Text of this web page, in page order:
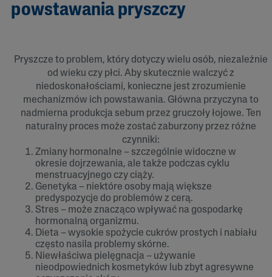
powstawania pryszczy
Pryszcze to problem, który dotyczy wielu osób, niezależnie
od wieku czy płci. Aby skutecznie walczyć z
niedoskonałościami, konieczne jest zrozumienie
mechanizmów ich powstawania. Główna przyczyna to
nadmierna produkcja sebum przez gruczoły łojowe. Ten
naturalny proces może zostać zaburzony przez różne
czynniki:
Zmiany hormonalne – szczególnie widoczne w
okresie dojrzewania, ale także podczas cyklu
menstruacyjnego czy ciąży.
Genetyka – niektóre osoby mają większe
predyspozycje do problemów z cerą.
Stres – może znacząco wpływać na gospodarkę
hormonalną organizmu.
Dieta – wysokie spożycie cukrów prostych i nabiału
często nasila problemy skórne.
Niewłaściwa pielęgnacja – używanie
nieodpowiednich kosmetyków lub zbyt agresywne